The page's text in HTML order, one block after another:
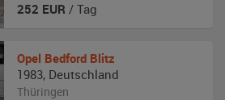
252 EUR / Tag
Opel Bedford Blitz
1983, Deutschland
Thüringen